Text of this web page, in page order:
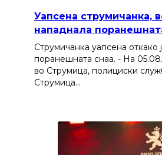
Уапсена струмичанка,
нападнала
Струмичанка уапсена откако
поранешната снаа. - На
во Струмица, полициски
Струмица…